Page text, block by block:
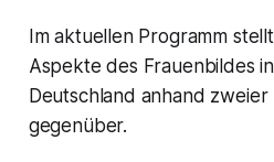
Im aktuellen Programm stellt
Aspekte des Frauenbildes
Deutschland anhand
gegenüber.